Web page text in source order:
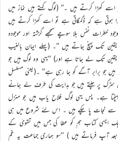
اسے کھڑا کرتے ہیں ۔‘‘ (لوگ کہتے ہیں نماز میں
ہوتی ہے کہ ڈگمگاتی ہے تو اسے کھڑا کرتے ہیں
نفس بلا سوچے سمجھے گزشتہ اور موجودہ
تک پہنچ جاتے ہیں ‘‘۔ (پہلے ایمان بالغیب
تک لے جاتا ہے اور) ’’یہی وہ لوگ ہیں جو
جو برابر آگے کو جا رہی ہے‘‘ ۔(یعنی مسلسل
پر چلتے ہیں جو ہدایت کی طرف لے جانے
ہے۔ پس یہی لوگ فلاح یاب ہیں جو منزل
سے نجات پا چکے ہیں ۔ اس لئے شروع میں ہی
ایسی کتاب ہم کو عطا کی جس میں تقویٰ کے
آپ فرماتے ہیں ) ’’سو ہماری جماعت یہ غم